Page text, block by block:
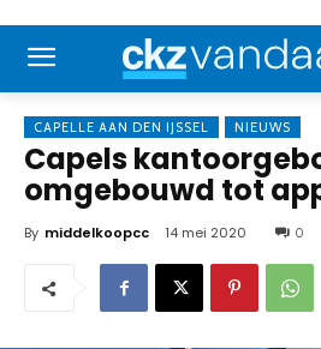
CAPELLE AAN DEN IJSSEL NIEUWS
Capels
omgebouwd tot
By middelkoopcc 14 mei 2020 0